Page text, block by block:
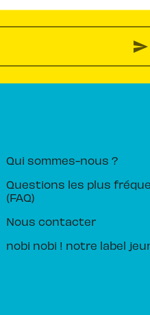
send
Qui sommes-nous ?
Questions les plus
(FAQ)
Nous contacter
nobi nobi ! notre label